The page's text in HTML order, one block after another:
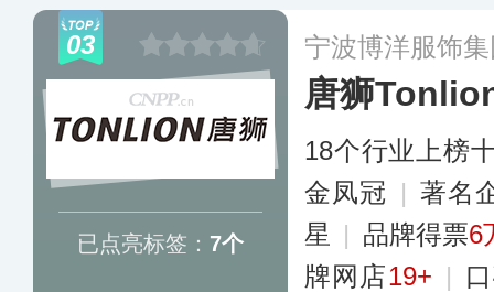
新生代消费人群中
率。更多
03
已点亮标签： 7个
宁波博洋服饰
唐狮
18个行业上榜
金凤冠 | 著名
星 | 品牌得票6
牌网店19+ |